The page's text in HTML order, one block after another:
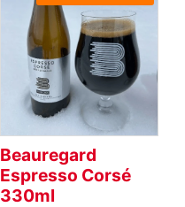
Beauregard
Espresso Corsé
330ml